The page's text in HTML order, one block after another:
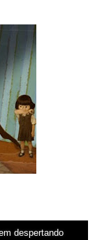
despertando